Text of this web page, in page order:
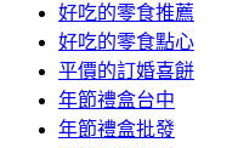
好吃的零食推薦
好吃的零食點心
平價的訂婚喜餅
年節禮盒台中
年節禮盒批發